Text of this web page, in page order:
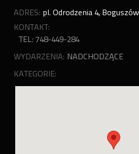
ADRES: pl. Odrodzenia 4,
KONTAKT:
TEL: 748-449-284
WYDARZENIA: NADCHODZĄCE
KATEGORIE: